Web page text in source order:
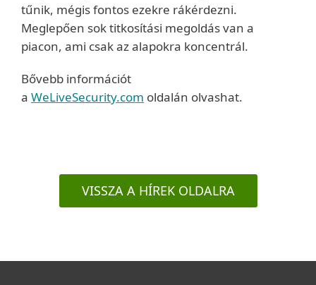
tűnik, mégis fontos ezekre rákérdezni.
Meglepően sok titkosítási megoldás van a
piacon, ami csak az alapokra koncentrál.
Bővebb információt
a WeLiveSecurity.com oldalán olvashat.
VISSZA A HÍREK OLDALRA